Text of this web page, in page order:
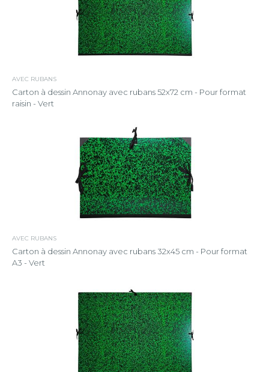
AVEC RUBANS
Carton à dessin Annonay avec rubans 52x72 cm - Pour format
raisin - Vert
AVEC RUBANS
Carton à dessin Annonay avec rubans 32x45 cm - Pour format
A3 - Vert